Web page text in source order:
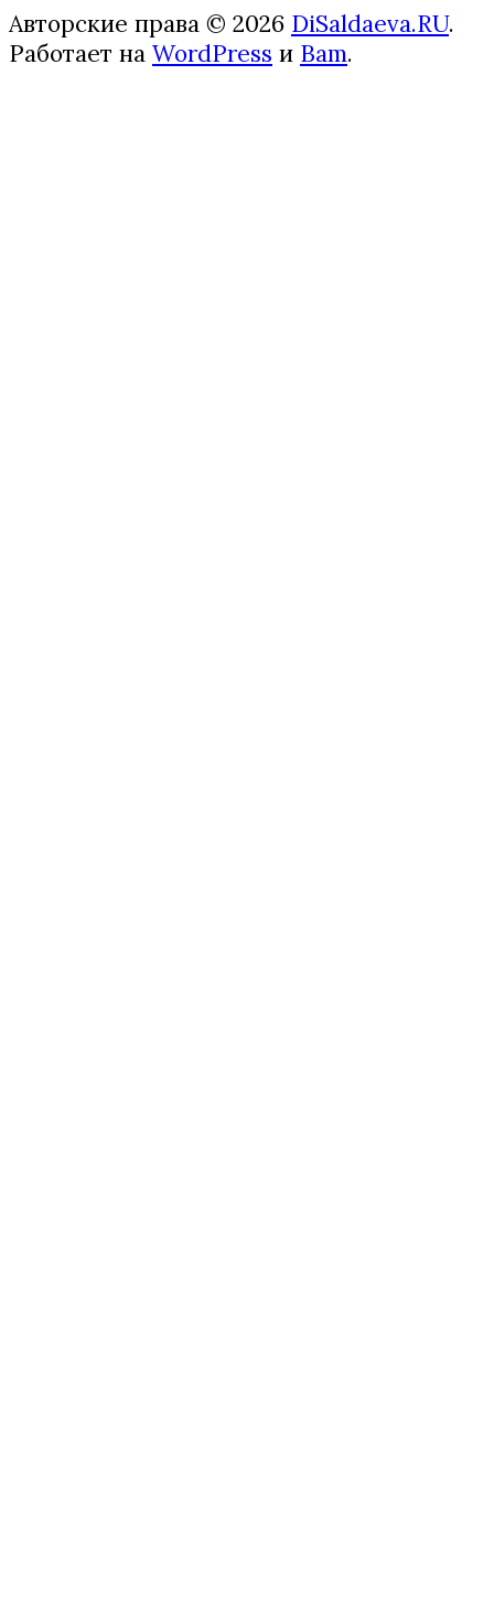
Авторские права © 2026 DiSaldaeva.RU.
Работает на WordPress и Bam.